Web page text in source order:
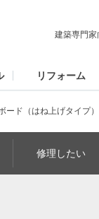
建築専門家
リフォーム
ード（はね上げタイプ）
修理したい